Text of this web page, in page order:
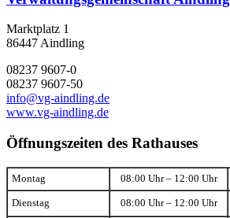
Marktplatz 1
86447 Aindling
08237 9607-0
08237 9607-50
info@vg-aindling.de
www.vg-aindling.de
Öffnungszeiten des Rathauses
Montag 08:00 Uhr – 12:00 Uhr
Dienstag 08:00 Uhr – 12:00 Uhr